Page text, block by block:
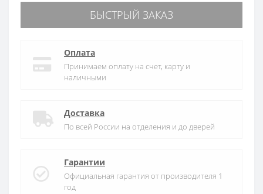
БЫСТРЫЙ ЗАКАЗ
Оплата
Принимаем оплату на счет, карту и
наличными
Доставка
По всей России на отделения и до дверей
Гарантии
Официальная гарантия от производителя 1
год